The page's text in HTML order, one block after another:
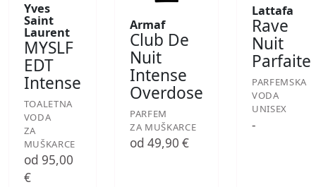
Yves
Saint
Laurent
MYSLF
EDT
Intense
TOALETNA
VODA
ZA
MUŠKARCE
od 95,00
€
Armaf
Club De
Nuit
Intense
Overdose
PARFEM
ZA MUŠKARCE
od 49,90 €
Lattafa
Rave
Nuit
Parfaite
PARFEMSKA
VODA
UNISEX
-